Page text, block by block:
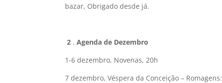
bazar, Obrigado desde já.
2 . Agenda de Dezembro
1-6 dezembro, Novenas, 20h
7 dezembro, Véspera da Conceição – Romagens: